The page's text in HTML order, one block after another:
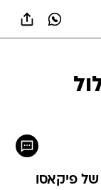
של פיקאסו